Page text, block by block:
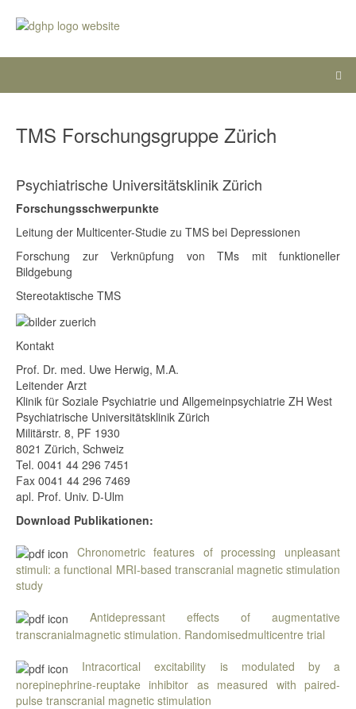
TMS Forschungsgruppe Zürich
Psychiatrische Universitätsklinik Zürich
Forschungsschwerpunkte
Leitung der Multicenter-Studie zu TMS bei Depressionen
Forschung zur Verknüpfung von TMs mit funktioneller
Bildgebung
Stereotaktische TMS
Kontakt
Prof. Dr. med. Uwe Herwig, M.A.
Leitender Arzt
Klinik für Soziale Psychiatrie und Allgemeinpsychiatrie ZH West
Psychiatrische Universitätsklinik Zürich
Militärstr. 8, PF 1930
8021 Zürich, Schweiz
Tel. 0041 44 296 7451
Fax 0041 44 296 7469
apl. Prof. Univ. D-Ulm
Download Publikationen:
Chronometric features of processing unpleasant
stimuli: a functional MRI-based transcranial magnetic stimulation
study
Antidepressant effects of augmentative
transcranialmagnetic stimulation. Randomisedmulticentre trial
Intracortical excitability is modulated by a
norepinephrine-reuptake inhibitor as measured with paired-
pulse transcranial magnetic stimulation